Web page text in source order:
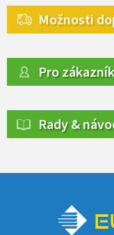
Možnosti
Pro
Rady &